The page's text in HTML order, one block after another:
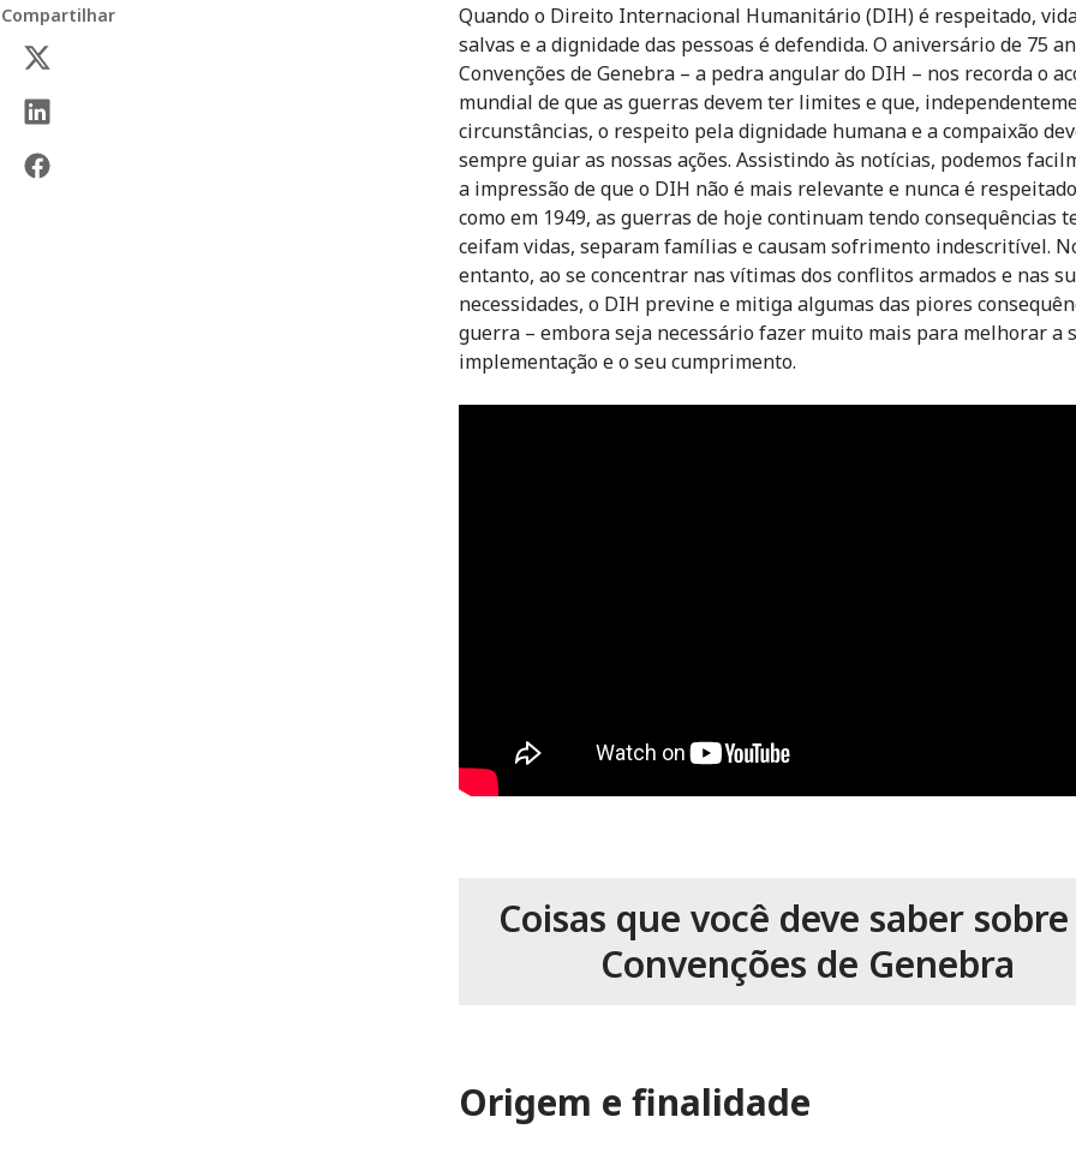
Compartilhar
Quando o Direito Internacional Humanitário (DIH) é respeitado,
salvas e a dignidade das pessoas é defendida. O aniversário de 75
Convenções de Genebra – a pedra angular do DIH – nos recorda o
mundial de que as guerras devem ter limites e que,
circunstâncias, o respeito pela dignidade humana e a compaixão
sempre guiar as nossas ações. Assistindo às notícias, podemos
a impressão de que o DIH não é mais relevante e nunca é
como em 1949, as guerras de hoje continuam tendo consequências
ceifam vidas, separam famílias e causam sofrimento indescritível.
entanto, ao se concentrar nas vítimas dos conflitos armados e nas
necessidades, o DIH previne e mitiga algumas das piores
guerra – embora seja necessário fazer muito mais para melhorar a
implementação e o seu cumprimento.
Coisas que você deve saber
Convenções de Genebra
Origem e finalidade